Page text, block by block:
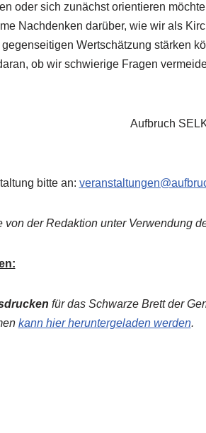
oder sich zunächst orientieren
Nachdenken darüber, wie wir als
Wertschätzung stärken
ob wir schwierige Fragen
Aufbruch
bitte an:
der Redaktion unter Verwendung
für das Schwarze Brett der
kann hier heruntergeladen werden.